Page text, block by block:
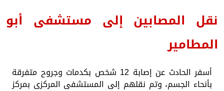
نقل المصابين إلى مستشفى أبو
المطامير
أسفر الحادث عن إصابة 12 شخص بكدمات وجروح متفرقة
بأنحاء الجسم، وتم نقلهم إلى المستشفى المركزى بمركز